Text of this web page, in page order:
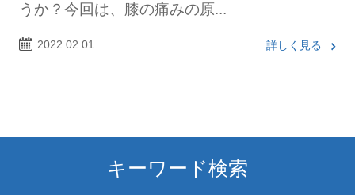
うか？今回は、膝の痛みの原...
2022.02.01 詳しく見る
キーワード検索